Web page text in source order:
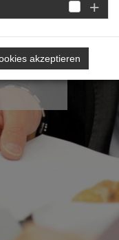
Kusel /
akzeptieren